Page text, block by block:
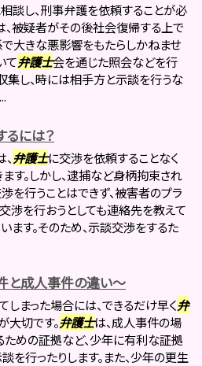
談し、刑事弁護を依頼することが必
、被疑者がその後社会復帰する上で
大きな悪影響をもたらしかねませ
て弁護士会を通じた照会などを行
集し、時には相手方と示談を行うな
には？
弁護士に交渉を依頼することなく
す。しかし、逮捕など身柄拘束され
行うことはできず、被害者のプラ
渉を行おうとしても連絡先を教えて
ます。そのため、示談交渉をするた
と成人事件の違い～
まった場合には、できるだけ早く弁
大切です。弁護士は、成人事件の場
ための証拠など、少年に有利な証拠
を行ったりします。また、少年の更生